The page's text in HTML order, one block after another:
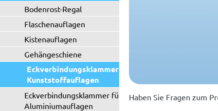
Bodenrost-Regal
Flaschenauflagen
Kistenauflagen
Gehängeschiene
Eckverbindungsklammer für
Kunststoffauflagen
Eckverbindungsklammer für
Aluminiumauflagen
Haben Sie Fragen zum